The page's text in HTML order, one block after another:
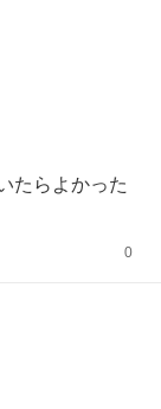
たらよかった
0